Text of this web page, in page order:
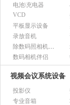
电池\充电器
VCD
平板显示设备
录放音机
除数码照相机以外的照相机及器材
数码相机伴侣
视频会议系统设备
投影仪
专业音箱